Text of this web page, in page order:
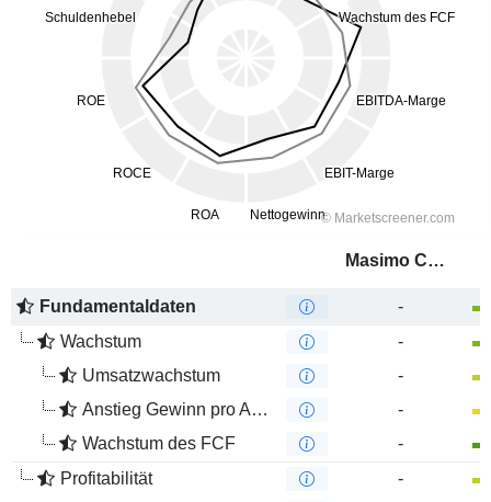
Masimo Corporation
Fundamentaldaten
-
Wachstum
-
Umsatzwachstum
-
Anstieg Gewinn pro Aktie
-
Wachstum des FCF
-
Profitabilität
-